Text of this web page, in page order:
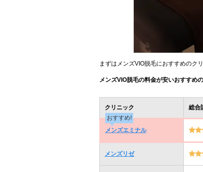
まずはメンズVIO脱毛におすすめのク
メンズVIO脱毛の料金が安いおすすめ
クリニック 総合
おすすめ!
メンズエミナル
メンズリゼ